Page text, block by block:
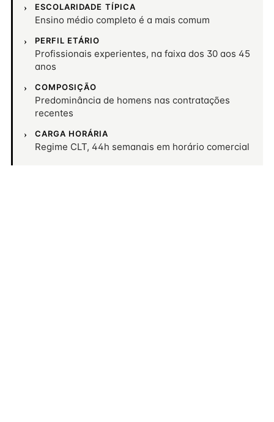
ESCOLARIDADE TÍPICA
Ensino médio completo é a mais comum
PERFIL ETÁRIO
Profissionais experientes, na faixa dos 30 aos 45
anos
COMPOSIÇÃO
Predominância de homens nas contratações
recentes
CARGA HORÁRIA
Regime CLT, 44h semanais em horário comercial